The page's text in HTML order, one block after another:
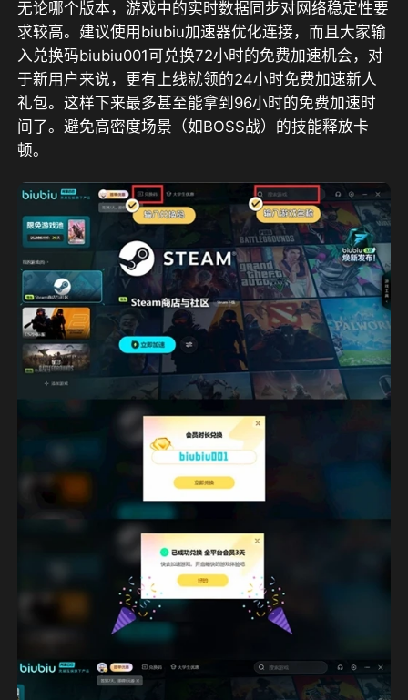
无论哪个版本，游戏中的实时数据同步对网络稳定性要
求较高。建议使用biubiu加速器优化连接，而且大家输
入兑换码biubiu001可兑换72小时的免费加速机会，对
于新用户来说，更有上线就领的24小时免费加速新人
礼包。这样下来最多甚至能拿到 96小时的免费加速时
间了。避免高密度场景（如BOSS战）的技能释放卡
顿。